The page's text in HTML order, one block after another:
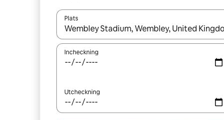
Plats
När resultaten är tillgängliga kan du navigera
Incheckning
Utcheckning